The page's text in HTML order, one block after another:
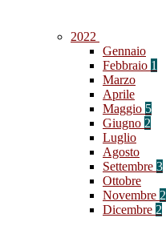
2022
Gennaio
Febbraio 1
Marzo
Aprile
Maggio 5
Giugno 2
Luglio
Agosto
Settembre 3
Ottobre
Novembre 2
Dicembre 2